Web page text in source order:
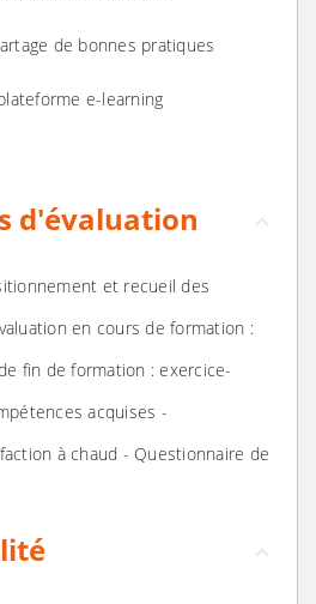
de bonnes pratiques
e-learning
d'évaluation
et recueil des
en cours de formation :
fin de formation : exercice-
acquises -
à chaud - Questionnaire de